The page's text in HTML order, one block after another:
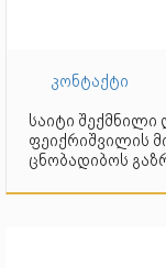
კონტაქტი
საიტი
ფეიქრიშვილის
ცნობადიბოს